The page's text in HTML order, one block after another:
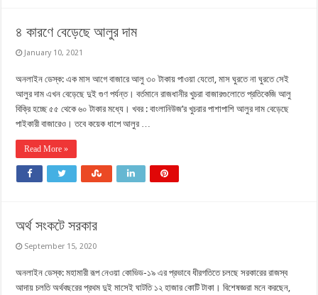
৪ কারণে বেড়েছে আলুর দাম
January 10, 2021
অনলাইন ডেস্ক: এক মাস আগে বাজারে আলু ৩০ টাকায় পাওয়া যেতো, মাস ঘুরতে না ঘুরতে সেই
আলুর দাম এখন বেড়েছে দুই গুণ পর্যন্ত। বর্তমানে রাজধানীর খুচরা বাজারগুলোতে প্রতিকেজি আলু
বিক্রি হচ্ছে ৫৫ থেকে ৬০ টাকার মধ্যে। খবর : বাংলানিউজ’র খুচরার পাশাপাশি আলুর দাম বেড়েছে
পাইকারী বাজারেও। তবে কয়েক ধাপে আলুর …
Read More »
অর্থ সংকটে সরকার
September 15, 2020
অনলাইন ডেস্ক: মহামারী রূপ নেওয়া কোভিড-১৯ এর প্রভাবে ধীরগতিতে চলছে সরকারের রাজস্ব
আদায় চলতি অর্থবছরের প্রথম দুই মাসেই ঘাটতি ১২ হাজার কোটি টাকা। বিশেষজ্ঞরা মনে করছেন,